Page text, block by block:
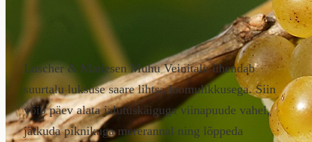
Luscher & Matiesen Muhu Veinitalu ühendab
suurtalu luksuse saare lihtsa loomulikkusega. Siin
võib päev alata jalutuskäiguga viinapuude vahel,
jätkuda piknikuga mererannal ning lõppeda